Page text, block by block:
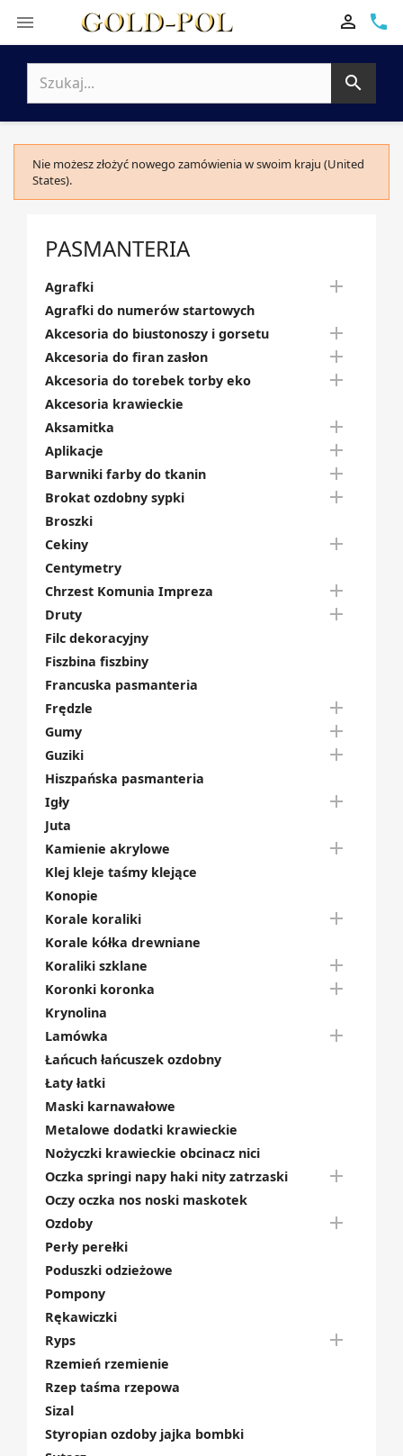
 phone


Nie możesz złożyć nowego zamówienia w swoim kraju (United
States).
PASMANTERIA
Agrafki 
Agrafki do numerów startowych
Akcesoria do biustonoszy i gorsetu

Akcesoria do firan zasłon 
Akcesoria do torebek torby eko 
Akcesoria krawieckie
Aksamitka

Aplikacje 
Barwniki farby do tkanin 
Brokat ozdobny sypki 
Broszki
Cekiny

Centymetry
Chrzest Komunia Impreza

Druty 
Filc dekoracyjny
Fiszbina fiszbiny
Francuska pasmanteria
Frędzle

Gumy 
Guziki 
Hiszpańska pasmanteria
Igły

Juta
Kamienie akrylowe

Klej kleje taśmy klejące
Konopie
Korale koraliki

Korale kółka drewniane
Koraliki szklane

Koronki koronka 
Krynolina
Lamówka

Łańcuch łańcuszek ozdobny
Łaty łatki
Maski karnawałowe
Metalowe dodatki krawieckie
Nożyczki krawieckie obcinacz nici
Oczka springi napy haki nity zatrzaski

Oczy oczka nos noski maskotek
Ozdoby

Perły perełki
Poduszki odzieżowe
Pompony
Rękawiczki
Ryps

Rzemień rzemienie
Rzep taśma rzepowa
Sizal
Styropian ozdoby jajka bombki